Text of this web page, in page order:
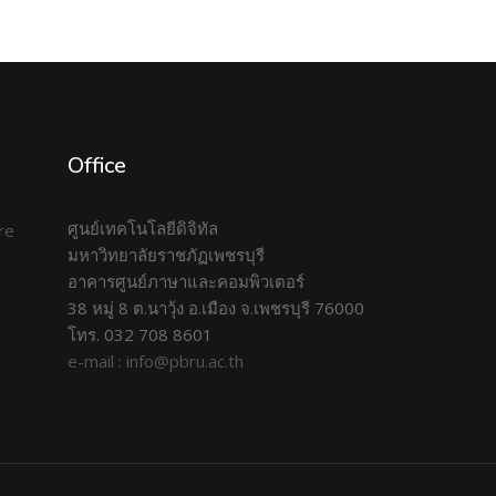
Office
ศูนย์เทคโนโลยีดิจิทัล
มหาวิทยาลัยราชภัฏเพชรบุรี
อาคารศูนย์ภาษาและคอมพิวเตอร์
38 หมู่ 8 ต.นาวุ้ง อ.เมือง จ.เพชรบุรี 76000
โทร. 032 708 8601
e-mail : info@pbru.ac.th